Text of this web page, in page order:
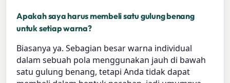
Apakah saya harus membeli satu gulung benang
untuk setiap warna?
Biasanya ya. Sebagian besar warna individual
dalam sebuah pola menggunakan jauh di bawah
satu gulung benang, tetapi Anda tidak dapat